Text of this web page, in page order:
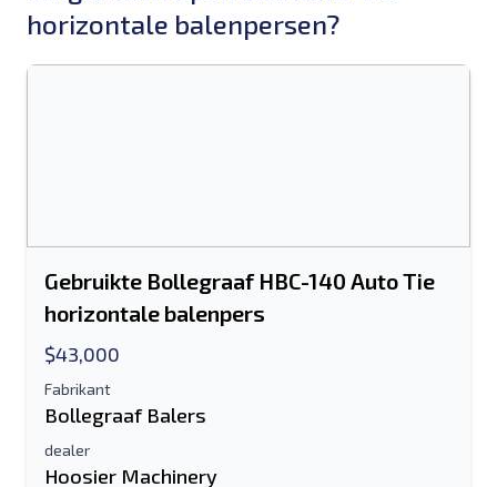
horizontale balenpersen?
Gebruikte Bollegraaf HBC-140 Auto Tie
horizontale balenpers
$43,000
Fabrikant
Bollegraaf Balers
dealer
Hoosier Machinery